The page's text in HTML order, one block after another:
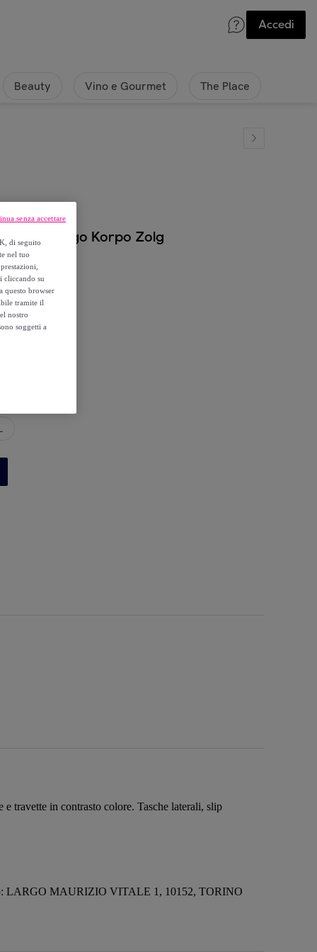
Accedi
Beauty Vino e Gourmet The Place
- Logo Korpo Zolg
travette in contrasto colore. Tasche laterali, slip
LARGO MAURIZIO VITALE 1, 10152, TORINO
di seguito
nel tuo
cliccando su
questo browser
tramite il
nostro
soggetti a
senza accettare